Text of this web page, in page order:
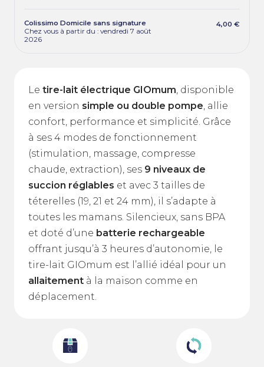
Colissimo Domicile sans signature
Chez vous à partir du : vendredi 7 août
2026
4,00 €
Le tire-lait électrique GIOmum , disponible
en version simple ou double pompe , allie
confort, performance et simplicité. Grâce
à ses 4 modes de fonctionnement
(stimulation, massage, compresse
chaude, extraction), ses 9 niveaux de
succion réglables et avec 3 tailles de
téterelles (19, 21 et 24 mm), il s’adapte à
toutes les mamans. Silencieux, sans BPA
et doté d’une batterie rechargeable
offrant jusqu’à 3 heures d’autonomie, le
tire-lait GIOmum est l’allié idéal pour un
allaitement à la maison comme en
déplacement.